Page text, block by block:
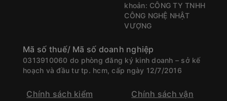
khoản: CÔNG TY TNHH
CÔNG NGHỆ NHẬT
VƯỢNG
Mã số thuế/ Mã số doanh nghiệp
0313910060 do phòng đăng ký kinh doanh – sở kế
hoạch và đầu tư tp. hcm, cấp ngày 12/7/2016
Chính sách kiểm
Chính sách vận